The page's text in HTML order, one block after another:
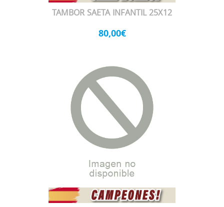
TAMBOR SAETA INFANTIL 25X12
80,00€